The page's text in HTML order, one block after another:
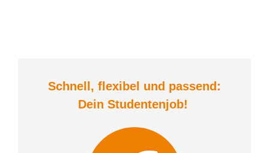
Schnell, flexibel und passend:
Dein Studentenjob!